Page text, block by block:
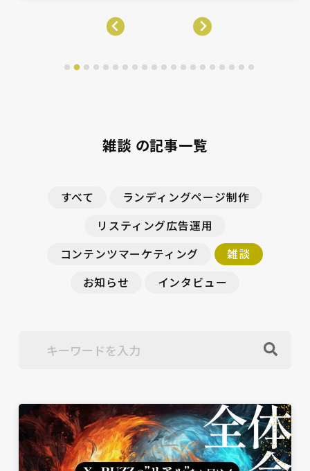
雑談 の記事一覧
すべて
ランディングページ制作
リスティング広告運用
コンテンツマーケティング
雑談
お知らせ
インタビュー
雑談